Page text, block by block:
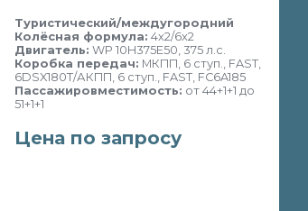
Туристический/междугородний
Колёсная формула: 4х2/6x2
Двигатель: WP 10H375E50, 375 л.с.
Коробка передач: МКПП, 6 ступ., FAST,
6DSX180T/АКПП, 6 ступ., FAST, FC6A185
Пассажировместимость: от 44+1+1 до
51+1+1
Цена по запросу